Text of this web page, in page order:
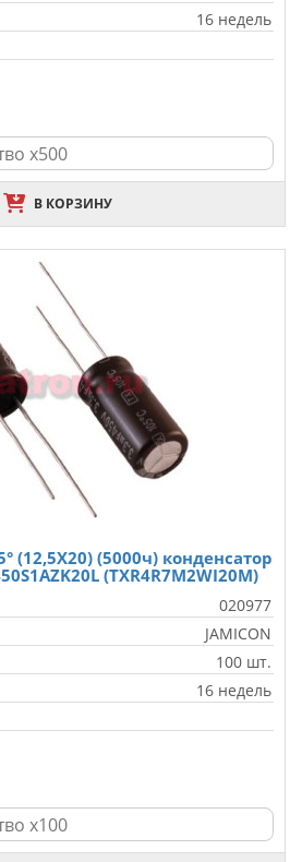
16 недель
В КОРЗИНУ
(12,5X20) (5000ч) конденсатор
(TXR4R7M2WI20M)
020977
JAMICON
100 шт.
16 недель